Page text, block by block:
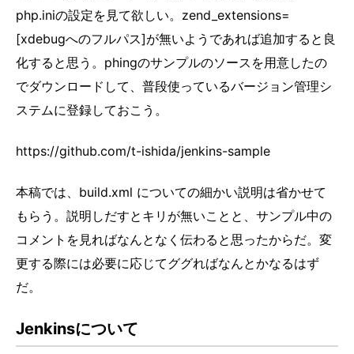
php.iniの設定を見て欲しい。zend_extensions=
[xdebugへのフルパス]が無いようであれば追加すると良
化すると思う。phingのサンプルのソースを用意したの
でダウンロードして、普段使っているバージョン管理シ
ステムに登録しておこう。
https://github.com/t-ishida/jenkins-sample
本稿では、build.xml についての細かい説明は省かせて
もらう。説明しだすとキリが無いことと、サンプル中の
コメントを見ればなんとなく伝わると思ったからだ。変
更する際には必要に応じてググればなんとかなるはず
だ。
Jenkinsについて